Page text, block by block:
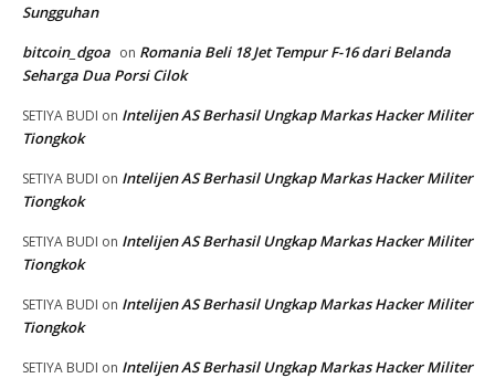
Sungguhan
bitcoin_dgoa on Romania Beli 18 Jet Tempur F-16 dari Belanda
Seharga Dua Porsi Cilok
SETIYA BUDI on Intelijen AS Berhasil Ungkap Markas Hacker Militer
Tiongkok
SETIYA BUDI on Intelijen AS Berhasil Ungkap Markas Hacker Militer
Tiongkok
SETIYA BUDI on Intelijen AS Berhasil Ungkap Markas Hacker Militer
Tiongkok
SETIYA BUDI on Intelijen AS Berhasil Ungkap Markas Hacker Militer
Tiongkok
SETIYA BUDI on Intelijen AS Berhasil Ungkap Markas Hacker Militer